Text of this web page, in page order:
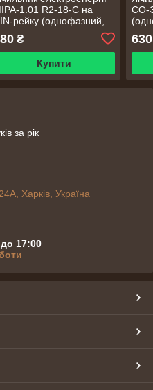
1.01 R2-18-C на
рейку (однофазний,
₴
Купити
СО-
630
за рік
Харків, Україна
17:00